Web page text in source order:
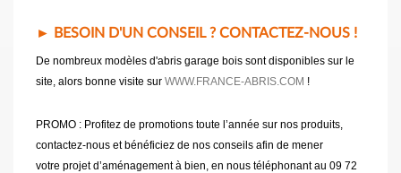
► BESOIN D'UN CONSEIL ? CONTACTEZ-NOUS !
De nombreux modèles d'abris garage bois sont disponibles sur le
site, alors bonne visite sur WWW.FRANCE-ABRIS.COM !
PROMO : Profitez de promotions toute l’année sur nos produits,
contactez-nous et bénéficiez de nos conseils afin de mener
votre projet d’aménagement à bien, en nous téléphonant au 09 72